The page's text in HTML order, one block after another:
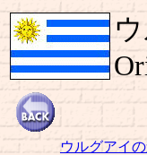
ウルグアイ